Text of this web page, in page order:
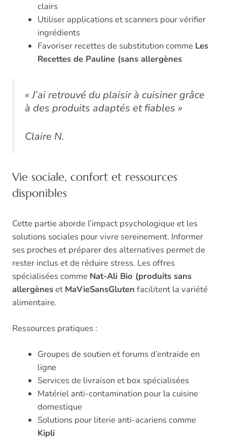
clairs
Utiliser applications et scanners pour vérifier
ingrédients
Favoriser recettes de substitution comme Les
Recettes de Pauline (sans allergènes
« J’ai retrouvé du plaisir à cuisiner grâce
à des produits adaptés et fiables »
Claire N.
Vie sociale, confort et ressources
disponibles
Cette partie aborde l’impact psychologique et les
solutions sociales pour vivre sereinement. Informer
ses proches et préparer des alternatives permet de
rester inclus et de réduire stress. Les offres
spécialisées comme Nat-Ali Bio (produits sans
allergèneset MaVieSansGluten facilitent la variété
alimentaire.
Ressources pratiques :
Groupes de soutien et forums d’entraide en
ligne
Services de livraison et box spécialisées
Matériel anti-contamination pour la cuisine
domestique
Solutions pour literie anti-acariens comme
Kipli